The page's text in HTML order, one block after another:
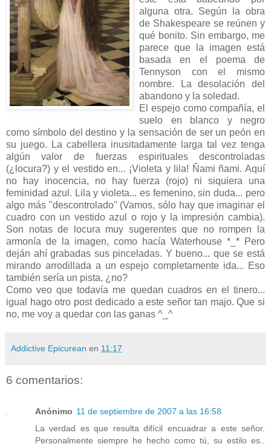
alguna otra. Según la obra
de Shakespeare se reúnen y
qué bonito. Sin embargo, me
parece que la imagen está
basada en el poema de
Tennyson con el mismo
nombre. La desolación del
abandono y la soledad.
El espejo como compañía, el
suelo en blanco y negro
como símbolo del destino y la sensación de ser un peón en
su juego. La cabellera inusitadamente larga tal vez tenga
algún valor de fuerzas espirituales descontroladas
(¿locura?) y el vestido en... ¡Violeta y lila! Ñami ñami. Aquí
no hay inocencia, no hay fuerza (rojo) ni siquiera una
feminidad azul. Lila y violeta... es femenino, sin duda... pero
algo más "descontrolado" (Vamos, sólo hay que imaginar el
cuadro con un vestido azul o rojo y la impresión cambia).
Son notas de locura muy sugerentes que no rompen la
armonía de la imagen, como hacía Waterhouse *_* Pero
deján ahí grabadas sus pinceladas. Y bueno... que se está
mirando arrodillada a un espejo completamente ida... Eso
también sería un pista, ¿no?
Como veo que todavía me quedan cuadros en el tinero...
igual hago otro post dedicado a este señor tan majo. Que si
no, me voy a quedar con las ganas ^_^
Addictive Epicurean en 11:17
6 comentarios:
Anónimo 11 de septiembre de 2007 a las 16:58
La verdad es que resulta difícil encuadrar a este señor.
Personalmente siempre he hecho como tú, su estilo es..